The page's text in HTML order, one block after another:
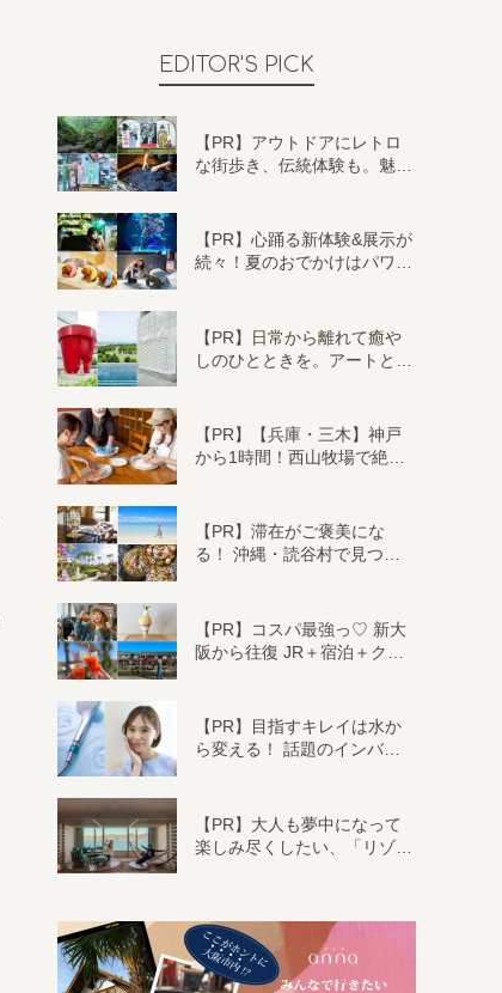
EDITOR'S PICK
【PR】アウトドアにレトロ
な街歩き、伝統体験も。魅…
【PR】心踊る新体験&展示が
続々！夏のおでかけはパワ…
【PR】日常から離れて癒や
しのひとときを。アートと…
【PR】【兵庫・三木】神戸
から1時間！西山牧場で絶…
【PR】滞在がご褒美にな
る！ 沖縄・読谷村で見つ…
【PR】コスパ最強っ♡ 新大
阪から往復 JR＋宿泊＋ク…
【PR】目指すキレイは水か
ら変える！ 話題のインバ…
【PR】大人も夢中になって
楽しみ尽くしたい、「リゾ…